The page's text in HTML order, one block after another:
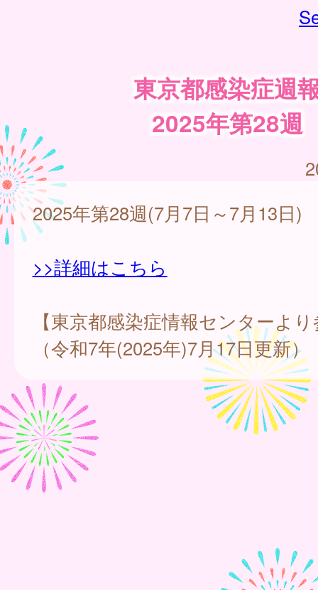
東京都感染症週
2025年第28週
2025年第28週(7月7日～7月13日)
>>詳細はこちら
【東京都感染症情報センターよ
（令和7年(2025年)7月17日更新）